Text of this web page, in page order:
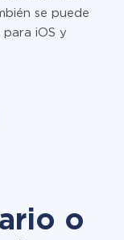
se puede
iOS y
o